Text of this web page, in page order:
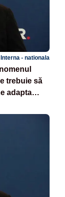
- nationala
trebuie să
adapta